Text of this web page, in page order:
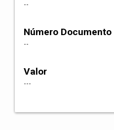
--
Número Documento
--
Valor
---